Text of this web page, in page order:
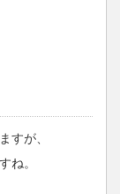
すが、
ね。